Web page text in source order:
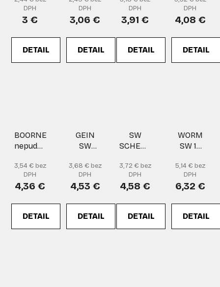
DPH
3 €
DETAIL
DPH
3,06 €
DETAIL
DPH
3,91 €
DETAIL
blister
DPH
4,08 €
DETAIL
BOORNE
nepudrované
3,54 € bez
DPH
4,36 €
DETAIL
GEIN
SW
ochranné
okuliare
blister
3,68 € bez
DPH
4,53 €
DETAIL
SW
SCHEUR
Okuliare
AS
3,72 € bez
DPH
4,58 €
DETAIL
WORM
SW 17
5,14 € bez
DPH
6,32 €
DETAIL